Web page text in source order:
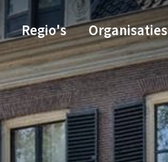
Regio's Organisaties